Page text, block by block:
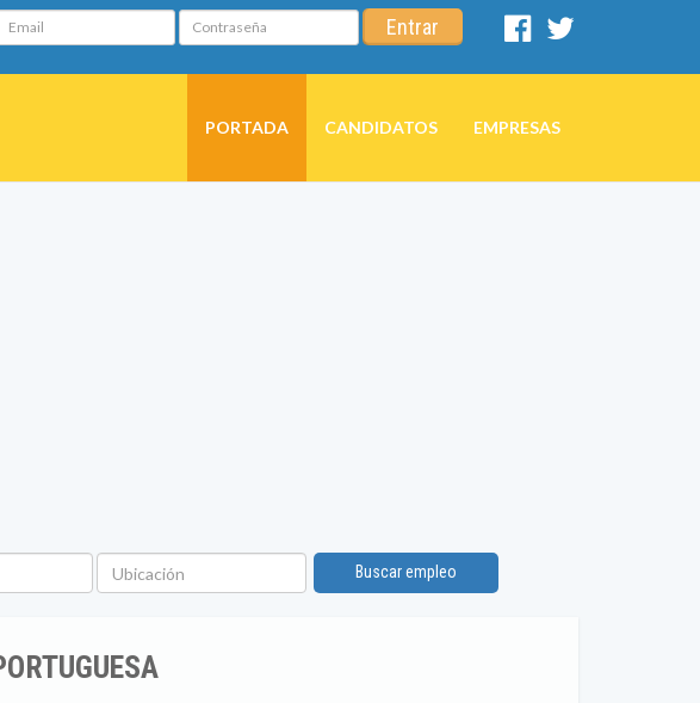
Contraseña Entrar
Facebook
PORTADA CANDIDATOS EMPRESAS
Ubicación
Buscar empleo